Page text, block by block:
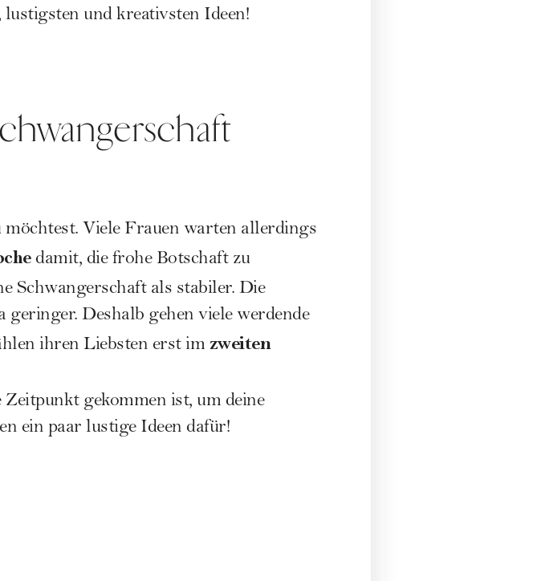
und kreativsten Ideen!
Viele Frauen warten allerdings
damit, die frohe Botschaft zu
Schwangerschaft als stabiler. Die
geringer. Deshalb gehen viele werdende
ihren Liebsten erst im zweiten
gekommen ist, um deine
ein paar lustige Ideen dafür!